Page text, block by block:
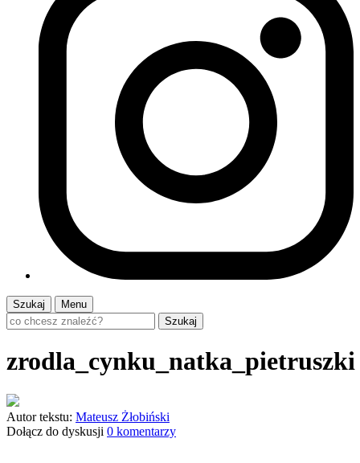
Szukaj
Menu
Szukaj
zrodla_cynku_natka_pietruszki
Autor tekstu: Mateusz Żłobiński
Dołącz do dyskusji 0 komentarzy